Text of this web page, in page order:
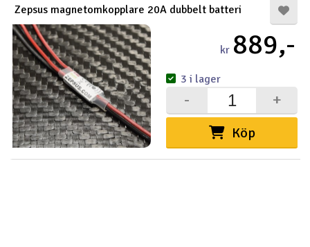
Zepsus magnetomkopplare 20A dubbelt batteri
kr 889,-
Köp
+
-
3 i lager